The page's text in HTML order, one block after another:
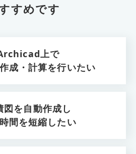
すめです
上で
成・計算を行いたい
図を自動作成し
間を短縮したい